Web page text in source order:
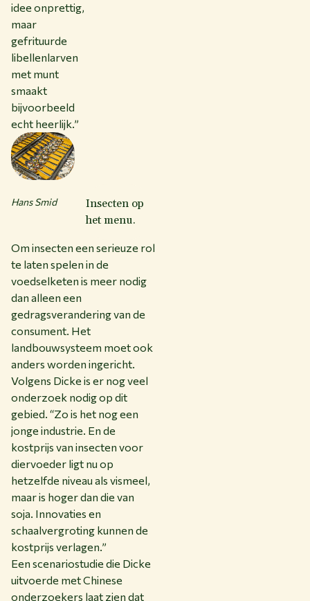
idee onprettig,
maar
gefrituurde
libellenlarven
met munt
smaakt
bijvoorbeeld
echt heerlijk.”
Hans Smid
Insecten op
het menu.
Om insecten een serieuze rol
te laten spelen in de
voedselketen is meer nodig
dan alleen een
gedragsverandering van de
consument. Het
landbouwsysteem moet ook
anders worden ingericht.
Volgens Dicke is er nog veel
onderzoek nodig op dit
gebied. “Zo is het nog een
jonge industrie. En de
kostprijs van insecten voor
diervoeder ligt nu op
hetzelfde niveau als vismeel,
maar is hoger dan die van
soja. Innovaties en
schaalvergroting kunnen de
kostprijs verlagen.”
Een scenariostudie die Dicke
uitvoerde met Chinese
onderzoekers laat zien dat